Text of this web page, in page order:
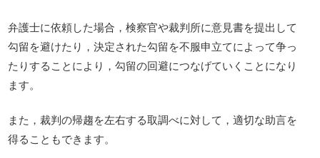
弁護士に依頼した場合，検察官や裁判所に意見書を提出して
勾留を避けたり，決定された勾留を不服申立てによって争っ
たりすることにより，勾留の回避につなげていくことになり
ます。
また，裁判の帰趨を左右する取調べに対して，適切な助言を
得ることもできます。